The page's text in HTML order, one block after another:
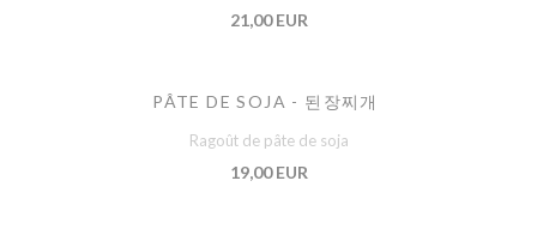
21,00 EUR
PÂTE DE SOJA - 된장찌개
Ragoût de pâte de soja
19,00 EUR